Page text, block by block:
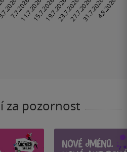
za pozornost